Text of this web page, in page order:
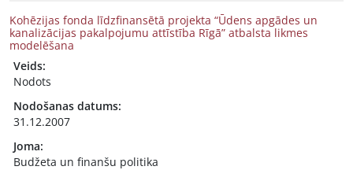
Kohēzijas fonda līdzfinansētā projekta “Ūdens apgādes un
kanalizācijas pakalpojumu attīstība Rīgā” atbalsta likmes
modelēšana
Veids:
Nodots
Nodošanas datums:
31.12.2007
Joma:
Budžeta un finanšu politika